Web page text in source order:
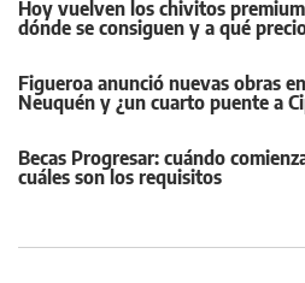
Hoy vuelven los chivitos
dónde se consiguen y a qué
Figueroa anunció nuevas obras
Neuquén y ¿un cuarto puente a
Becas Progresar: cuándo
cuáles son los requisitos